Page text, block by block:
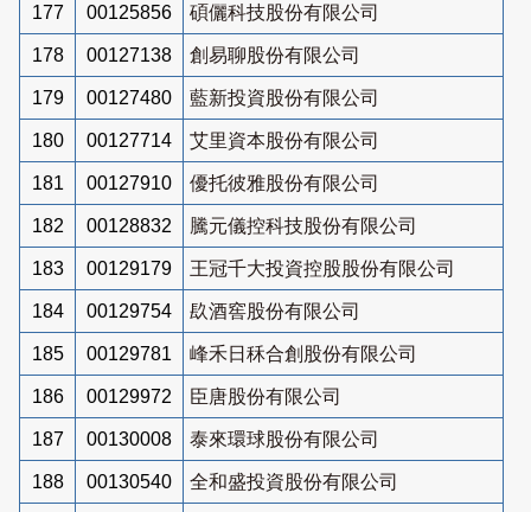
177 00125856 碩儷科技股份有限公司
178 00127138 創易聊股份有限公司
179 00127480 藍新投資股份有限公司
180 00127714 艾里資本股份有限公司
181 00127910 優托彼雅股份有限公司
182 00128832 騰元儀控科技股份有限公司
183 00129179 王冠千大投資控股股份有限公司
184 00129754 镹酒窖股份有限公司
185 00129781 峰禾日秝合創股份有限公司
186 00129972 臣唐股份有限公司
187 00130008 泰來環球股份有限公司
188 00130540 全和盛投資股份有限公司